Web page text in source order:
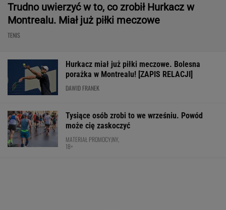
Trudno uwierzyć w to, co zrobił Hurkacz w
Montrealu. Miał już piłki meczowe
TENIS
Hurkacz miał już piłki meczowe. Bolesna
porażka w Montrealu! [ZAPIS RELACJI]
DAWID FRANEK
Tysiące osób zrobi to we wrześniu. Powód
może cię zaskoczyć
MATERIAŁ PROMOCYJNY,
18+